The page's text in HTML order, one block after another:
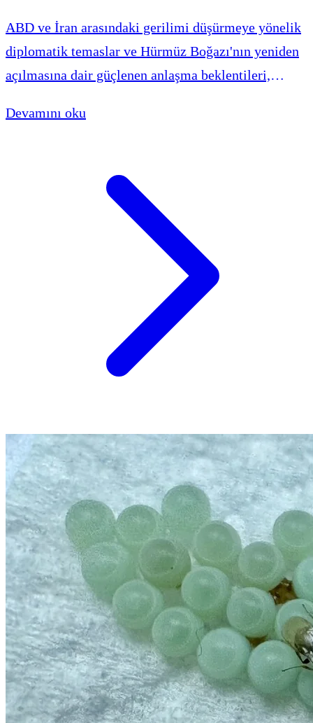
ABD ve İran arasındaki gerilimi düşürmeye yönelik
diplomatik temaslar ve Hürmüz Boğazı'nın yeniden
açılmasına dair güçlenen anlaşma beklentileri,
gerilemeye yol açtı.
Devamını oku